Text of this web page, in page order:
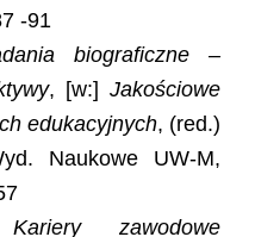
-91
biograficzne –
, [w:]Jakościowe
edukacyjnych, (red.)
Naukowe UW-M,
Kariery zawodowe